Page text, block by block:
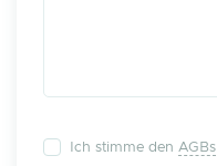
Ich stimme den AGBs